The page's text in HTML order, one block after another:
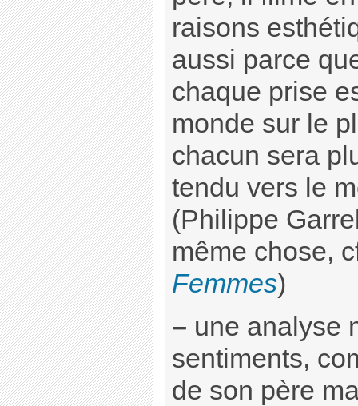
raisons
aussi parce
chaque prise
monde sur le
chacun sera
tendu vers le
(Philippe
même chose,
Femmes)
– une analyse
sentiments,
de son père